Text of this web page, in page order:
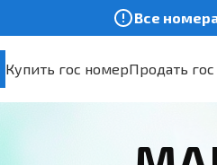
Все
Купить гос номерПродать